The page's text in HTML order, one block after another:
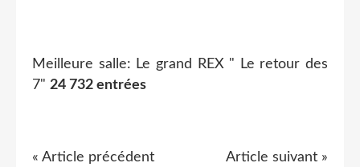
Meilleure salle: Le grand REX " Le retour des
7" 24 732 entrées
« Article précédent Article suivant »